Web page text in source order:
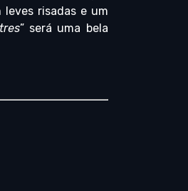
risadas e um
” será uma bela